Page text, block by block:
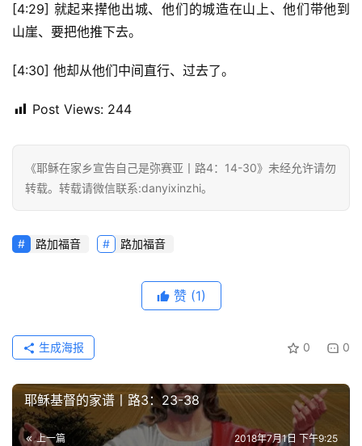
神
学
究
按
点
回
于
我
登录 注册
[4:29] 就起来撵他出城、他们的城造在山上、他们带他到
山崖、要把他推下去。
[4:30] 他却从他们中间直行、过去了。
Post Views: 244
《耶稣在家乡宣告自己是弥赛亚丨路4：14-30》未经允许请勿
转载。转载请微信联系:danyixinzhi。
路加福音 路加福音
赞 (1)
0 0
生成海报
耶稣基督的家谱丨路3：23-38
上一篇 2018年7月1日 下午9:25